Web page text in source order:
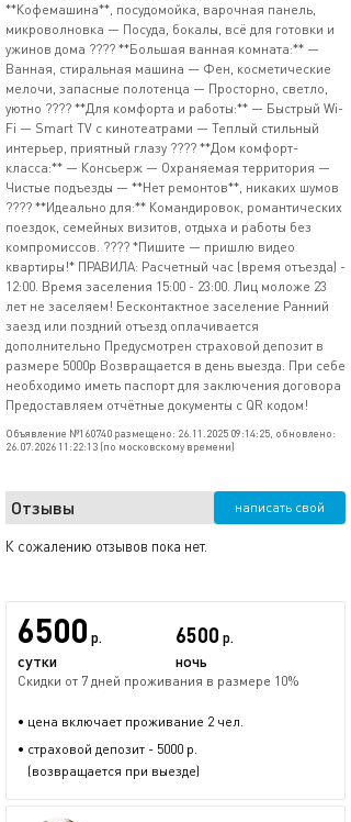
**Кофемашина**, посудомойка, варочная панель,
микроволновка — Посуда, бокалы, всё для готовки и
ужинов дома ???? **Большая ванная комната:** —
Ванная, стиральная машина — Фен, косметические
мелочи, запасные полотенца — Просторно, светло,
уютно ???? **Для комфорта и работы:** — Быстрый Wi-
Fi — Smart TV с кинотеатрами — Теплый стильный
интерьер, приятный глазу ???? **Дом комфорт-
класса:** — Консьерж — Охраняемая территория —
Чистые подъезды — **Нет ремонтов**, никаких шумов
???? **Идеально для:** Командировок, романтических
поездок, семейных визитов, отдыха и работы без
компромиссов. ???? *Пишите — пришлю видео
квартиры!* ПРАВИЛА: Расчетный час (время отъезда) -
12:00. Время заселения 15:00 - 23:00. Лиц моложе 23
лет не заселяем! Бесконтактное заселение Ранний
заезд или поздний отъезд оплачивается
дополнительно Предусмотрен страховой депозит в
размере 5000р Возвращается в день выезда. При себе
необходимо иметь паспорт для заключения договора
Предоставляем отчётные документы с QR кодом!
Объявление №160740 размещено: 26.11.2025 09:14:25, обновлено:
26.07.2026 11:22:13 (по московскому времени)
Отзывы написать свой
К сожалению отзывов пока нет.
6500 р.
сутки
6500 р.
ночь
Скидки от 7 дней проживания в размере 10%
• цена включает проживание 2 чел.
• страховой депозит - 5000 р.
(возвращается при выезде)